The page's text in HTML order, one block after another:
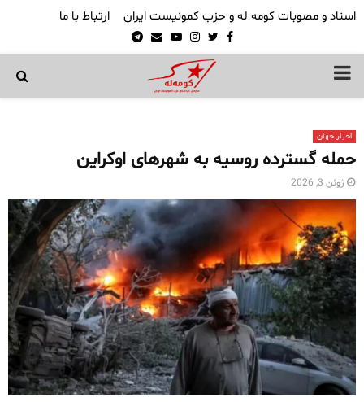
اسناد و مصوبات کومه له و حزب کمونیست ایران ارتباط با ما
Facebook
Twitter
Instagram
Youtube
Email
Telegram
PRIMARY
اخبار جهان
حمله گسترده روسیه به شهرهای اوکراین
ژوئن 3, 2026